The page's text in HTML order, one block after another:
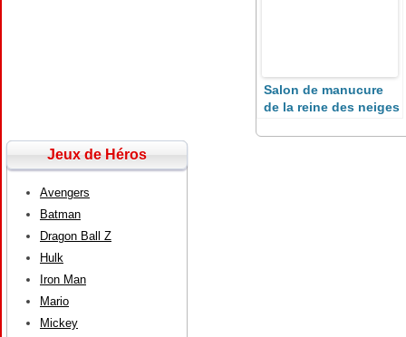
Salon de manucure
de la reine des neiges
Jeux de Héros
Avengers
Batman
Dragon Ball Z
Hulk
Iron Man
Mario
Mickey